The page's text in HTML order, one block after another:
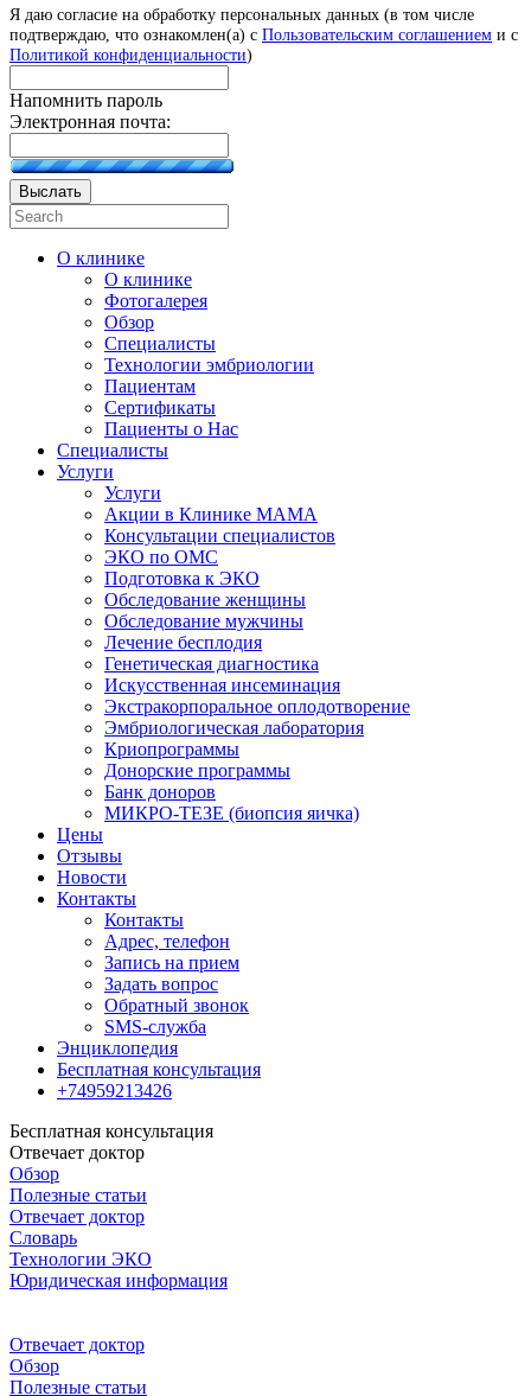
Я даю согласие на обработку персональных данных (в том числе
подтверждаю, что ознакомлен(а) с Пользовательским соглашением и с
Политикой конфиденциальности)
Напомнить пароль
Электронная почта:
Выслать
О клинике
О клинике
Фотогалерея
Обзор
Специалисты
Технологии эмбриологии
Пациентам
Сертификаты
Пациенты о Нас
Специалисты
Услуги
Услуги
Акции в Клинике МАМА
Консультации специалистов
ЭКО по ОМС
Подготовка к ЭКО
Обследование женщины
Обследование мужчины
Лечение бесплодия
Генетическая диагностика
Искусственная инсеминация
Экстракорпоральное оплодотворение
Эмбриологическая лаборатория
Криопрограммы
Донорские программы
Банк доноров
МИКРО-ТЕЗЕ (биопсия яичка)
Цены
Отзывы
Новости
Контакты
Контакты
Адрес, телефон
Запись на прием
Задать вопрос
Обратный звонок
SMS-служба
Энциклопедия
Бесплатная консультация
+74959213426
Бесплатная консультация
Отвечает доктор
Обзор
Полезные статьи
Отвечает доктор
Словарь
Технологии ЭКО
Юридическая информация
Отвечает доктор
Обзор
Полезные статьи